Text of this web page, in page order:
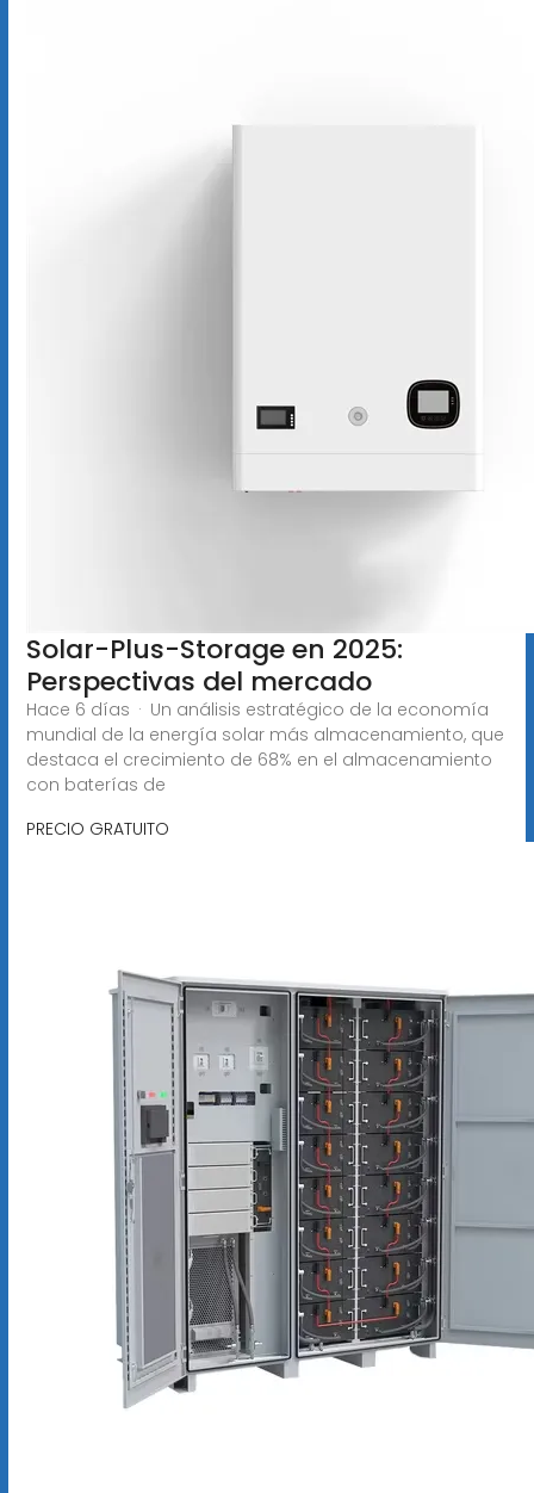
Solar-Plus-Storage en 2025:
Perspectivas del mercado
Hace 6 días · Un análisis estratégico de la economía
mundial de la energía solar más almacenamiento, que
destaca el crecimiento de 68% en el almacenamiento
con baterías de
PRECIO GRATUITO